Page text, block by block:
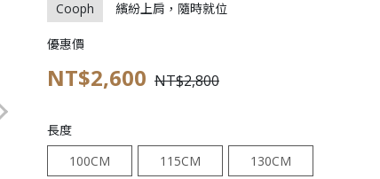
Cooph
繽紛上肩，隨時就位
優惠價
NT$2,600 NT$2,800
長度
100CM
115CM 130CM